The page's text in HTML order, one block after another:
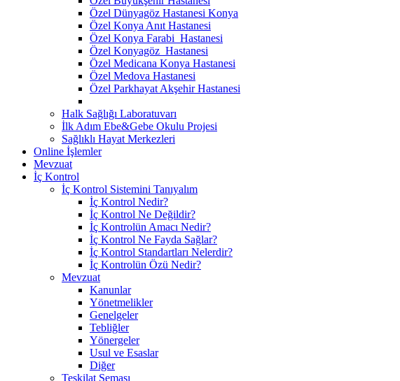
Özel Dünyagöz Hastanesi Konya
Özel Konya Anıt Hastanesi
Özel Konya Farabi Hastanesi
Özel Konyagöz Hastanesi
Özel Medicana Konya Hastanesi
Özel Medova Hastanesi
Özel Parkhayat Akşehir Hastanesi
Halk Sağlığı Laboratuvarı
İlk Adım Ebe&Gebe Okulu Projesi
Sağlıklı Hayat Merkezleri
Online İşlemler
Mevzuat
İç Kontrol
İç Kontrol Sistemini Tanıyalım
İç Kontrol Nedir?
İç Kontrol Ne Değildir?
İç Kontrolün Amacı Nedir?
İç Kontrol Ne Fayda Sağlar?
İç Kontrol Standartları Nelerdir?
İç Kontrolün Özü Nedir?
Mevzuat
Kanunlar
Yönetmelikler
Genelgeler
Tebliğler
Yönergeler
Usul ve Esaslar
Diğer
Teşkilat Şeması